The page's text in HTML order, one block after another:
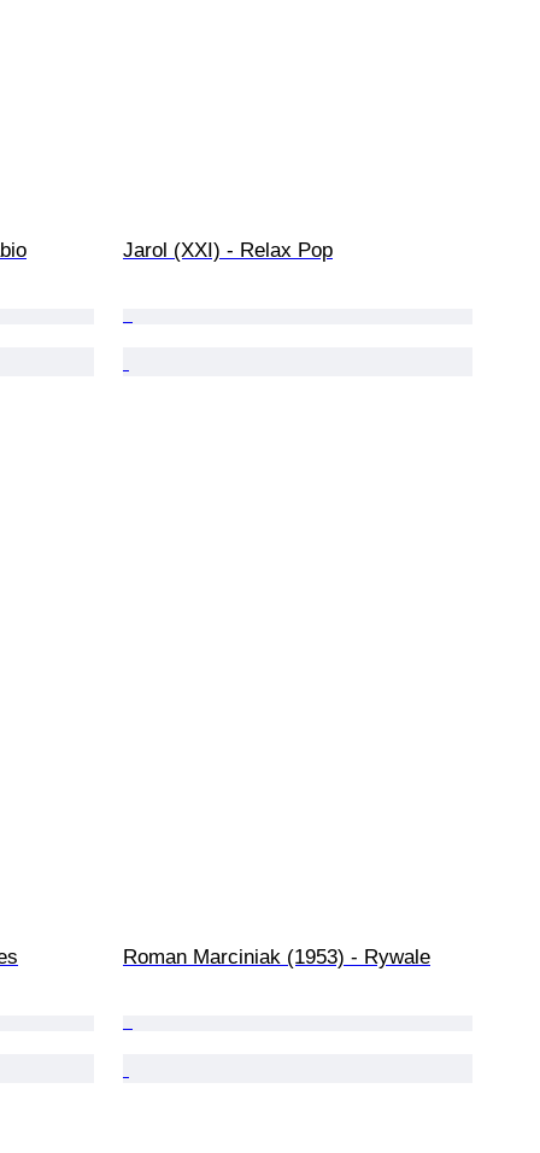
Jarol (XXI) - Relax Pop
Roman Marciniak (1953) - Rywale